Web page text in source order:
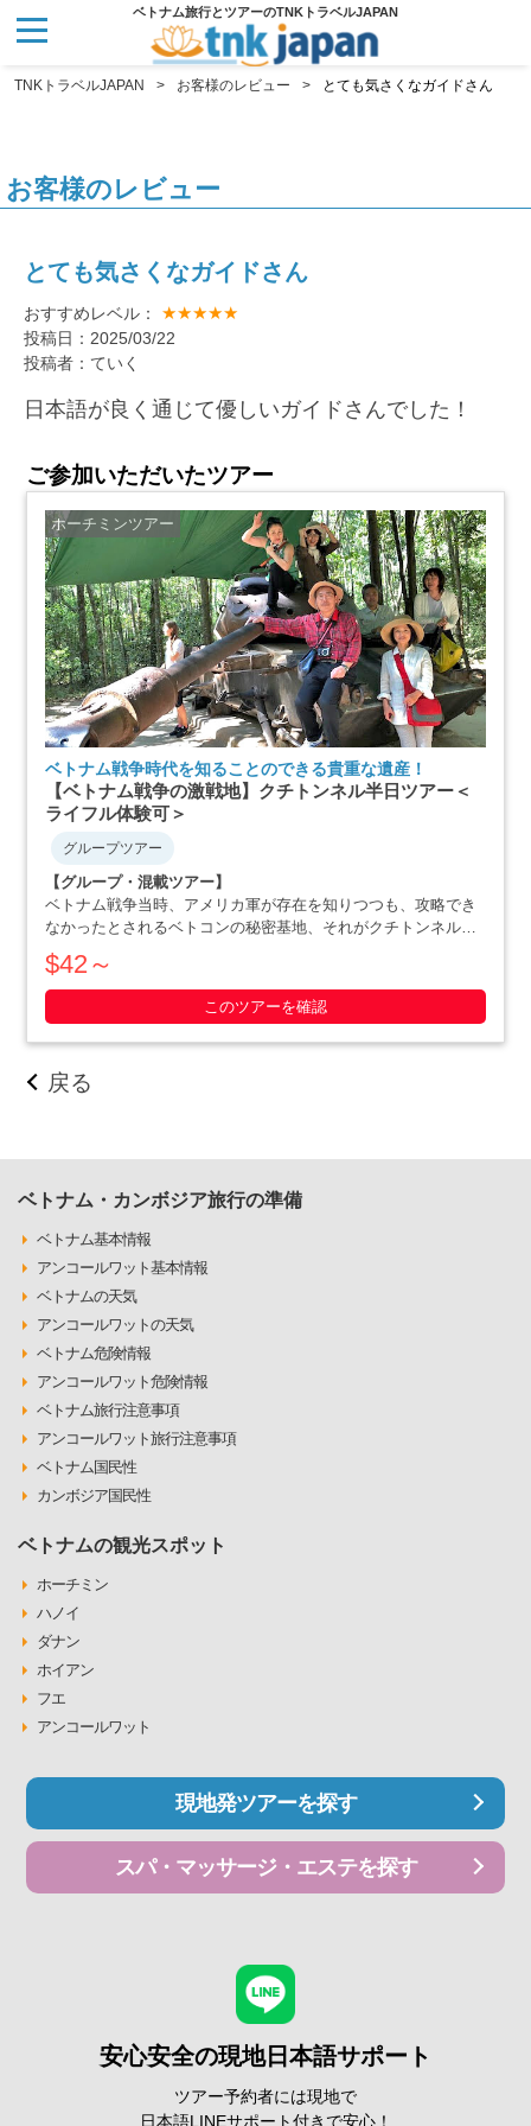
ベトナム旅行とツアーのTNKトラベルJAPAN
TNKトラベルJAPAN お客様のレビュー とても気さくなガイドさん
お客様のレビュー
とても気さくなガイドさん
おすすめレベル： ★★★★★
投稿日：2025/03/22
投稿者：ていく
日本語が良く通じて優しいガイドさんでした！
ご参加いただいたツアー
ホーチミンツアー
ベトナム戦争時代を知ることのできる貴重な遺産！
【ベトナム戦争の激戦地】クチトンネル半日ツアー＜
ライフル体験可＞
グループツアー
【グループ・混載ツアー】
ベトナム戦争当時、アメリカ軍が存在を知りつつも、攻略でき
なかったとされるベトコンの秘密基地、それがクチトンネルで
す。小柄な体格を活かした戦略で、アメリカ軍を撃退にまで追
いやったベトナム人の作戦の数々や彼らの暮らしぶりを追体験
できます。ホーチミン滞在最終日や、午後か・・・・・
$42～
このツアーを確認
戻る
ベトナム・カンボジア旅行の準備
ベトナム基本情報
アンコールワット基本情報
ベトナムの天気
アンコールワットの天気
ベトナム危険情報
アンコールワット危険情報
ベトナム旅行注意事項
アンコールワット旅行注意事項
ベトナム国民性
カンボジア国民性
ベトナムの観光スポット
ホーチミン
ハノイ
ダナン
ホイアン
フエ
アンコールワット
現地発ツアーを探す
スパ・マッサージ・エステを探す
安心安全の現地日本語サポート
ツアー予約者には現地で
日本語LINEサポート付きで安心！